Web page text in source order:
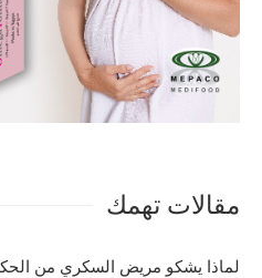
مقالات تهمك
لماذا يشكو مريض السكري من